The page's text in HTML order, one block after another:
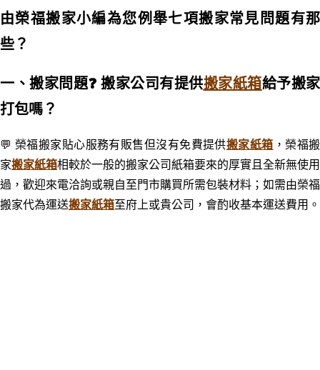
由榮福搬家小編為您例舉七項搬家常見問題有那
些？
一、搬家問題❓ 搬家公司有提供搬家紙箱給予搬家
打包嗎？
💬 榮福搬家貼心服務有販售但沒有免費提供搬家紙箱 ，榮福搬
家搬家紙箱相較於一般的搬家公司紙箱要來的厚實且全新無使用
過，歡迎來電洽詢或親自至門市購買所需包裝材料；如需由榮福
搬家代為運送搬家紙箱至府上或貴公司，會酌收基本運送費用。